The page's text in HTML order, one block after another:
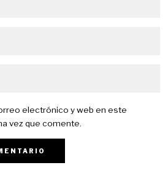
electrónico y web en este
vez que comente.